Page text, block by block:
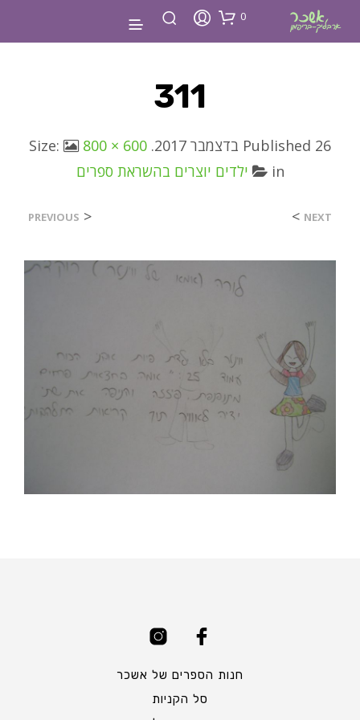
0
311
Published 26 בדצמבר 2017 . Size:
800 × 600
in
ילדים יוצרים בהשראת ספרים
<
PREVIOUS NEXT
>
חנות הספרים של אשכר
סל הקניות